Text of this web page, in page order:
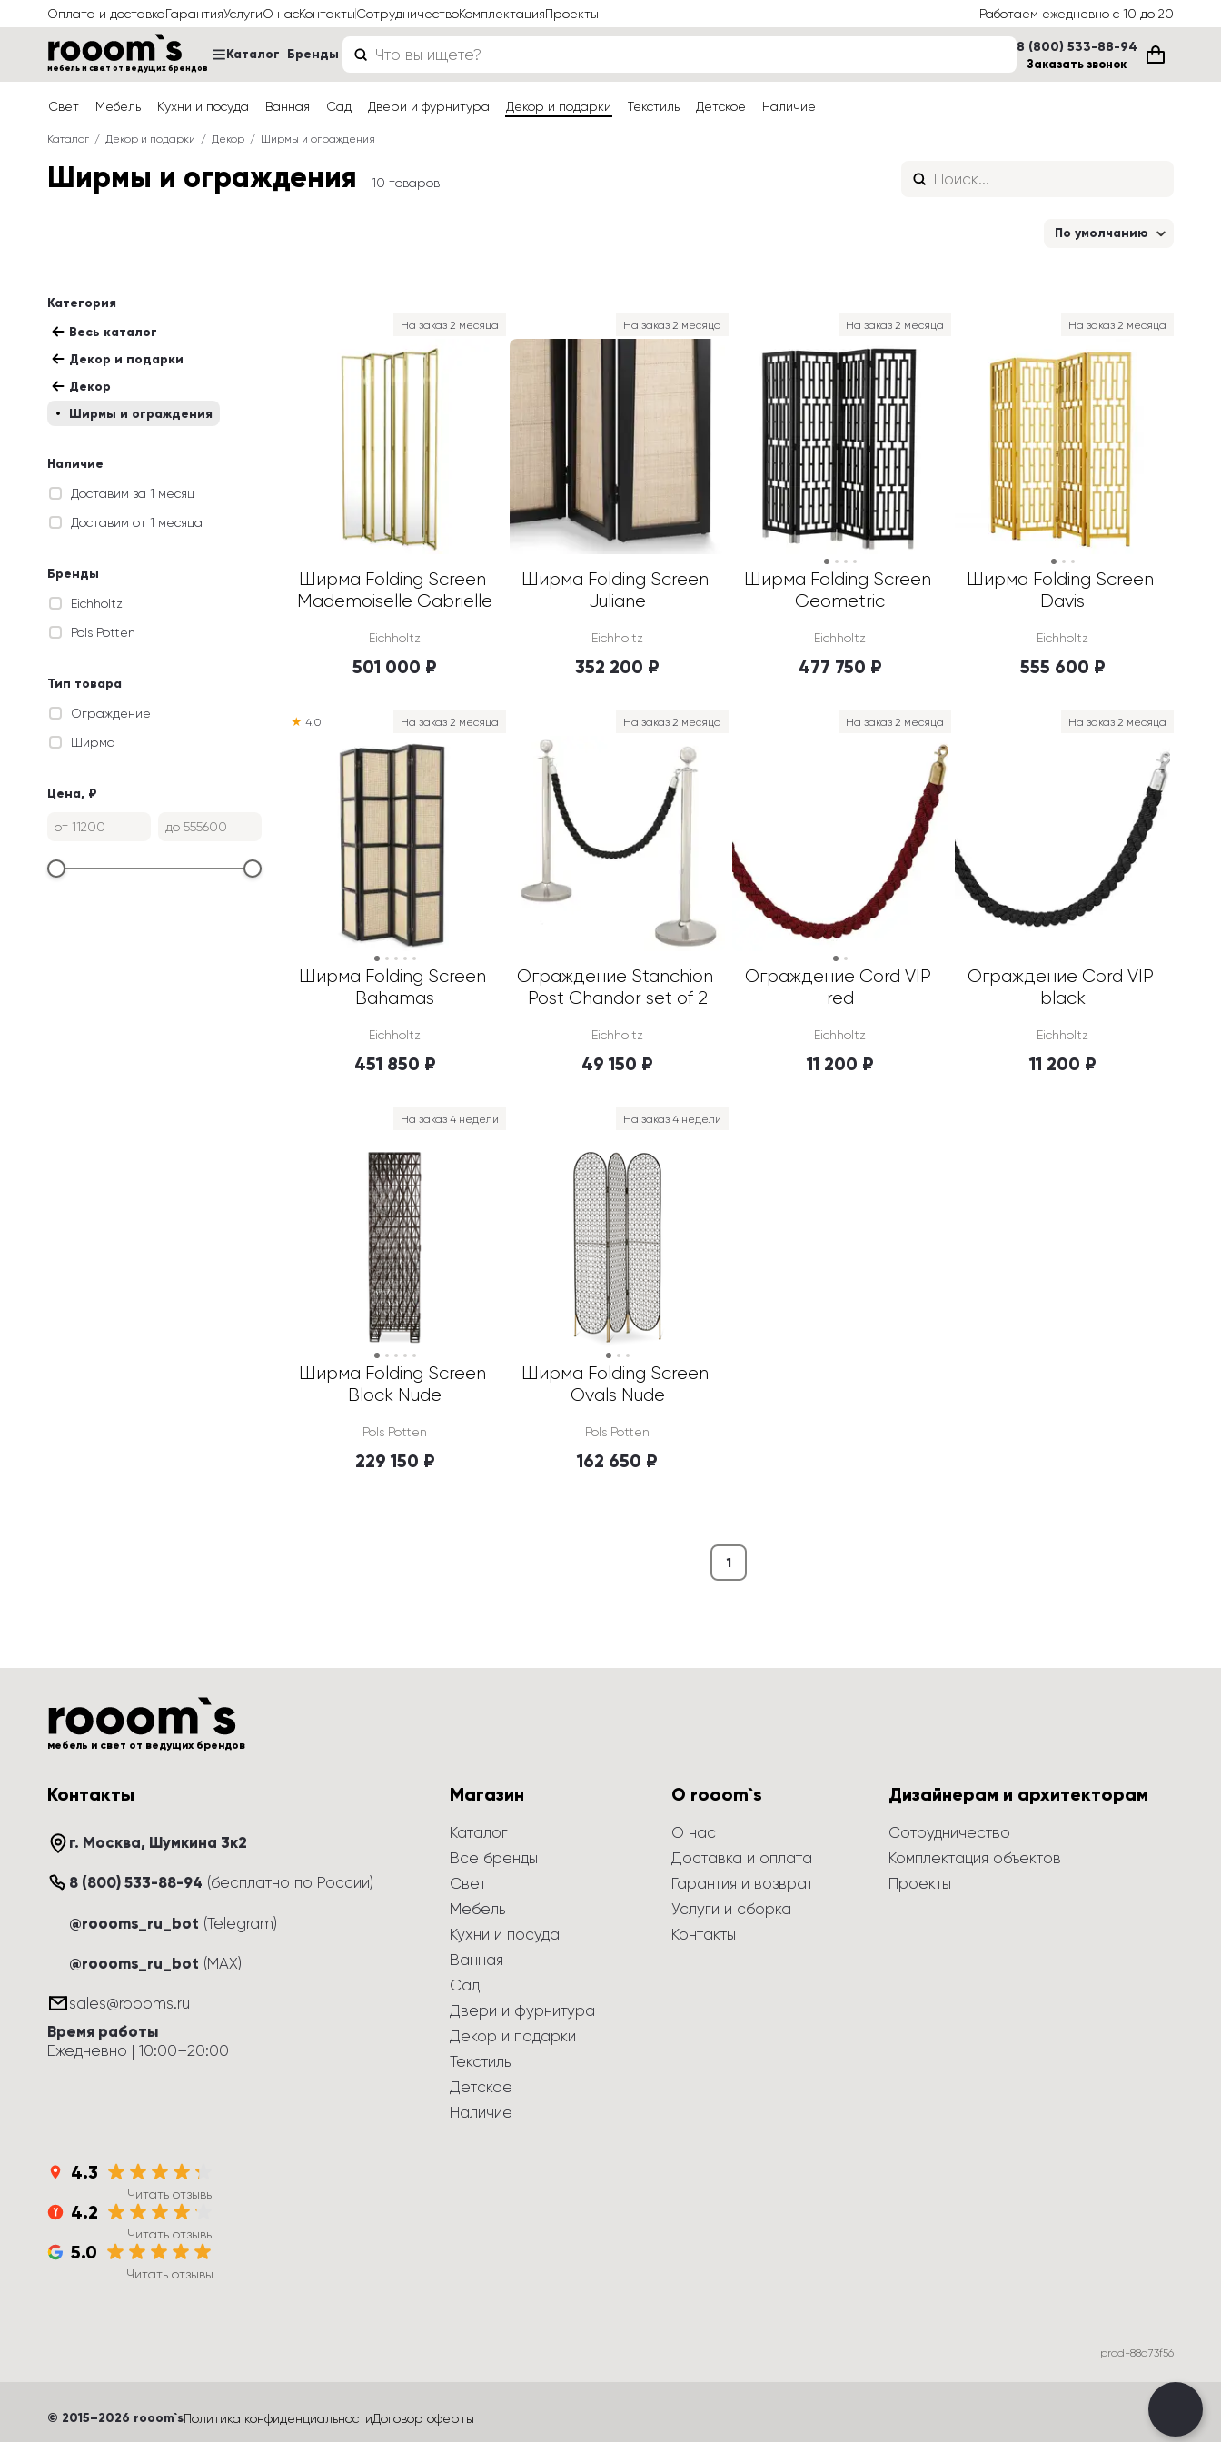
Оплата и доставкаГарантияУслугиО насКонтактыСотрудничествоКомплектацияПроекты Работаем ежедневно с 10 до 20
мебель и свет от ведущих брендов
Каталог Бренды 8 (800) 533-88-94
Заказать звонок
Свет Мебель Кухни и посуда Ванная Сад Двери и фурнитура Декор и подарки Текстиль Детское Наличие
Каталог Декор и подарки Декор Ширмы и ограждения
Ширмы и ограждения 10 товаров
По умолчанию
Категория
Весь каталог
Декор и подарки
Декор
Ширмы и ограждения
Наличие
Доставим за 1 месяц
Доставим от 1 месяца
Бренды
Eichholtz
Pols Potten
Тип товара
Ограждение
Ширма
Цена, ₽
от до
Ширма Folding Screen
Mademoiselle Gabrielle
Eichholtz
501 000 ₽
На заказ 2 месяца
Ширма Folding Screen
Juliane
Eichholtz
352 200 ₽
На заказ 2 месяца
Ширма Folding Screen
Geometric
Eichholtz
477 750 ₽
На заказ 2 месяца
Ширма Folding Screen
Davis
Eichholtz
555 600 ₽
На заказ 2 месяца
Ширма Folding Screen
Bahamas
Eichholtz
451 850 ₽
На заказ 2 месяца
★ 4.0
Ограждение Stanchion
Post Chandor set of 2
Eichholtz
49 150 ₽
На заказ 2 месяца
Ограждение Cord VIP
red
Eichholtz
11 200 ₽
На заказ 2 месяца
Ограждение Cord VIP
black
Eichholtz
11 200 ₽
На заказ 2 месяца
Ширма Folding Screen
Block Nude
Pols Potten
229 150 ₽
На заказ 4 недели
Ширма Folding Screen
Ovals Nude
Pols Potten
162 650 ₽
На заказ 4 недели
1
мебель и свет от ведущих брендов
Контакты
г. Москва, Шумкина 3к2
8 (800) 533-88-94 (бесплатно по России)
@roooms_ru_bot (Telegram)
@roooms_ru_bot (MAX)
sales@roooms.ru
Время работы
Ежедневно | 10:00–20:00
4.3
Читать отзывы
4.2
Читать отзывы
5.0
Читать отзывы
Магазин
Каталог
Все бренды
Свет
Мебель
Кухни и посуда
Ванная
Сад
Двери и фурнитура
Декор и подарки
Текстиль
Детское
Наличие
О rooom`s
О нас
Доставка и оплата
Гарантия и возврат
Услуги и сборка
Контакты
Дизайнерам и архитекторам
Сотрудничество
Комплектация объектов
Проекты
prod-88d73f56
© 2015–2026 rooom`sПолитика конфиденциальностиДоговор оферты